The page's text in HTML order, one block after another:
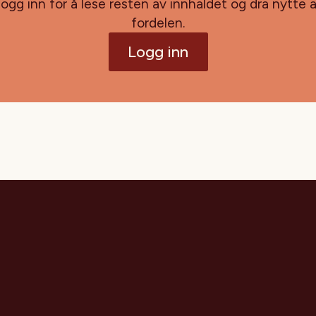
inn for å lese resten av innhaldet og dra nytte
fordelen.
Logg inn